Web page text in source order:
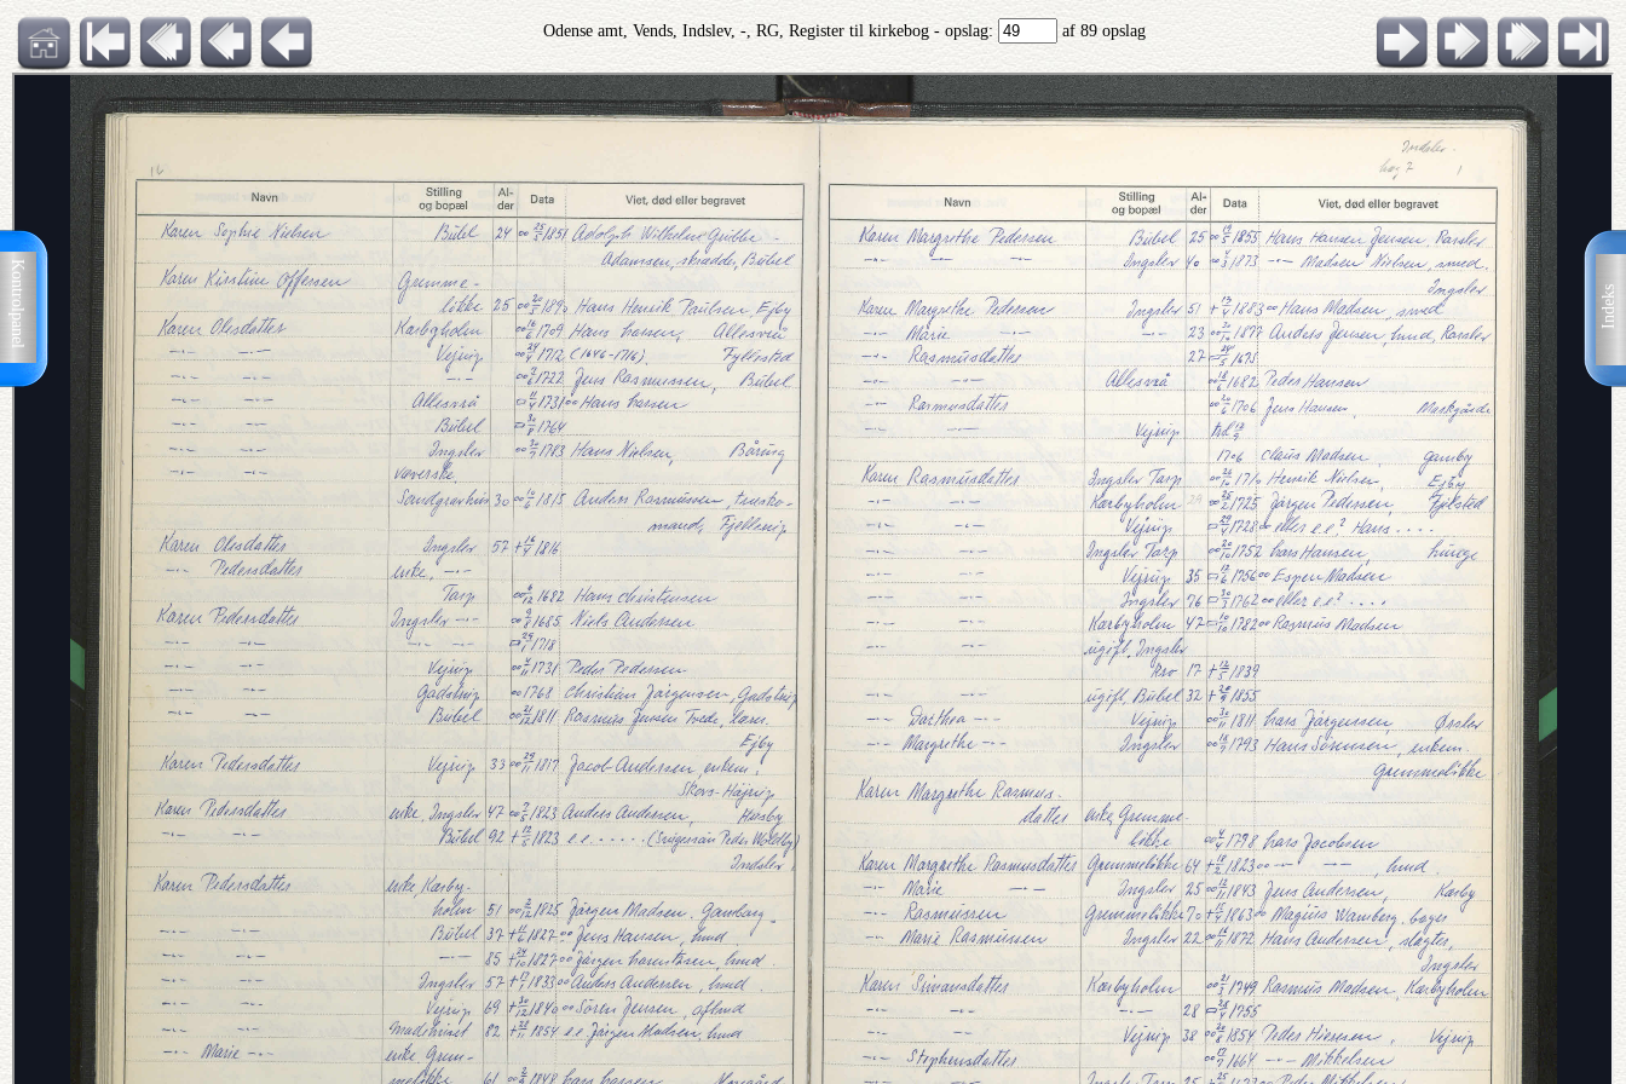
Indeks
Kontrolpanel
Odense amt, Vends, Indslev, -, RG, Register til kirkebog - opslag: af 89 opslag